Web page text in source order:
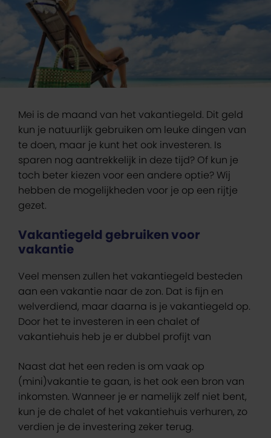
Mei is de maand van het vakantiegeld. Dit geld
kun je natuurlijk gebruiken om leuke dingen van
te doen, maar je kunt het ook investeren. Is
sparen nog aantrekkelijk in deze tijd? Of kun je
toch beter kiezen voor een andere optie? Wij
hebben de mogelijkheden voor je op een rijtje
gezet.
Vakantiegeld gebruiken voor
vakantie
Veel mensen zullen het vakantiegeld besteden
aan een vakantie naar de zon. Dat is fijn en
welverdiend, maar daarna is je vakantiegeld op.
Door het te investeren in een chalet of
vakantiehuis heb je er dubbel profijt van
Naast dat het een reden is om vaak op
(mini)vakantie te gaan, is het ook een bron van
inkomsten. Wanneer je er namelijk zelf niet bent,
kun je de chalet of het vakantiehuis verhuren, zo
verdien je de investering zeker terug.